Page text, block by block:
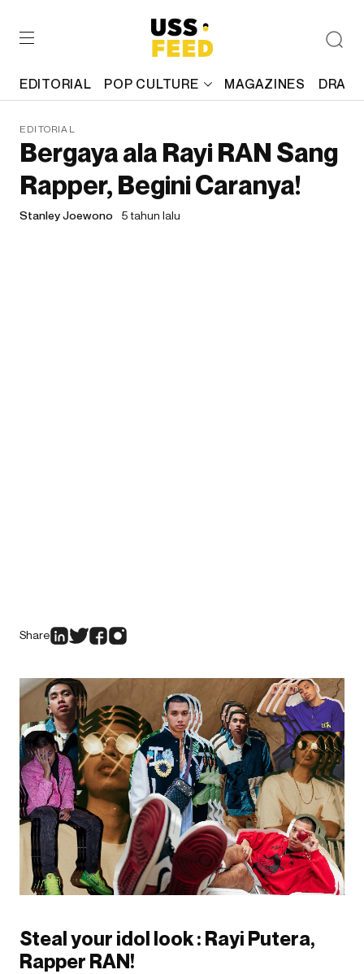
EDITORIAL POP CULTURE MAGAZINES
EDITORIAL
Bergaya ala Rayi RAN Sang
Rapper, Begini Caranya!
Stanley Joewono 5 tahun lalu
Share
Steal your idol look : Rayi Putera,
Rapper RAN!